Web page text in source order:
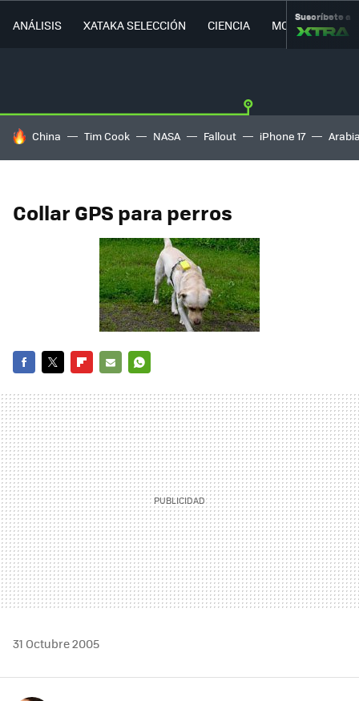
ANÁLISIS XATAKA SELECCIÓN CIENCIA MOVILIDAD
Suscríbete a
HOY SE HABLA DE
China Tim Cook NASA Fallout iPhone 17
Collar GPS para perros
MAIL
31 Octubre 2005